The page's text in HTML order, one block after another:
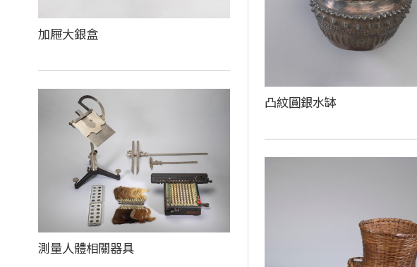
加屜大銀盒
凸紋圓銀水缽
測量人體相關器具